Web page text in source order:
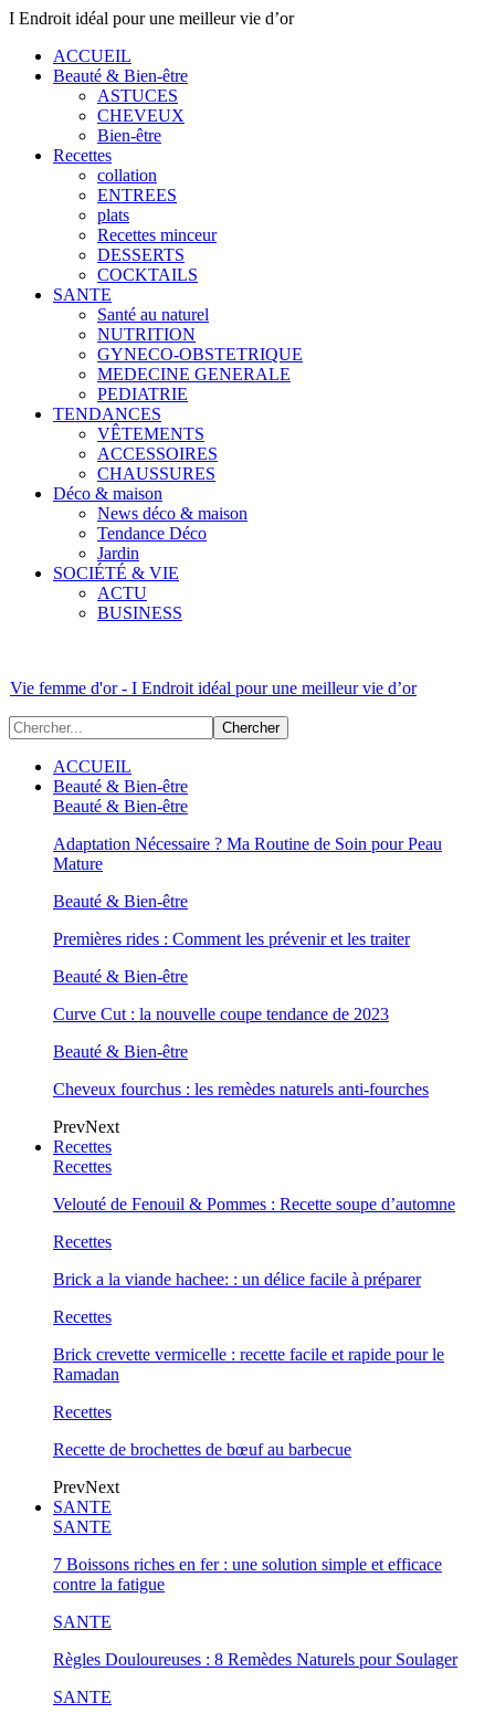
I Endroit idéal pour une meilleur vie d’or
ACCUEIL
Beauté & Bien-être
ASTUCES
CHEVEUX
Bien-être
Recettes
collation
ENTREES
plats
Recettes minceur
DESSERTS
COCKTAILS
SANTE
Santé au naturel
NUTRITION
GYNECO-OBSTETRIQUE
MEDECINE GENERALE
PEDIATRIE
TENDANCES
VÊTEMENTS
ACCESSOIRES
CHAUSSURES
Déco & maison
News déco & maison
Tendance Déco
Jardin
SOCIÉTÉ & VIE
ACTU
BUSINESS
Vie femme d'or - I Endroit idéal pour une meilleur vie d’or
ACCUEIL
Beauté & Bien-être
Beauté & Bien-être
Adaptation Nécessaire ? Ma Routine de Soin pour Peau
Mature
Beauté & Bien-être
Premières rides : Comment les prévenir et les traiter
Beauté & Bien-être
Curve Cut : la nouvelle coupe tendance de 2023
Beauté & Bien-être
Cheveux fourchus : les remèdes naturels anti-fourches
PrevNext
Recettes
Recettes
Velouté de Fenouil & Pommes : Recette soupe d’automne
Recettes
Brick a la viande hachee: : un délice facile à préparer
Recettes
Brick crevette vermicelle : recette facile et rapide pour le
Ramadan
Recettes
Recette de brochettes de bœuf au barbecue
PrevNext
SANTE
SANTE
7 Boissons riches en fer : une solution simple et efficace
contre la fatigue
SANTE
Règles Douloureuses : 8 Remèdes Naturels pour Soulager
SANTE